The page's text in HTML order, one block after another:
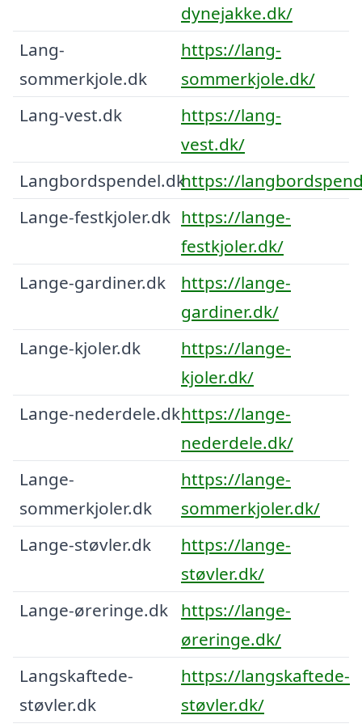
dynejakke.dk/
Lang-
sommerkjole.dk
https://lang-
sommerkjole.dk/
Lang-vest.dk
https://lang-
vest.dk/
Langbordspendel.dkhttps://
Lange-festkjoler.dk https://lange-
festkjoler.dk/
Lange-gardiner.dk
https://lange-
gardiner.dk/
Lange-kjoler.dk
https://lange-
kjoler.dk/
Lange-nederdele.dkhttps://lange-
nederdele.dk/
Lange-
sommerkjoler.dk
https://lange-
sommerkjoler.dk/
Lange-støvler.dk
https://lange-
støvler.dk/
Lange-øreringe.dk
https://lange-
øreringe.dk/
Langskaftede-
støvler.dk
https://langskaftede-
støvler.dk/